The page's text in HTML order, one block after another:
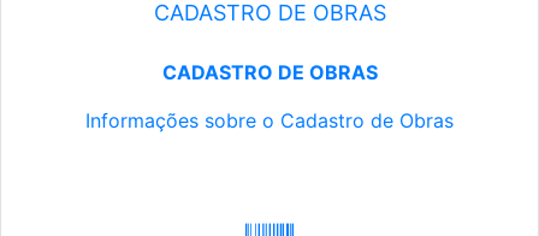
CADASTRO DE OBRAS
CADASTRO DE OBRAS
Informações sobre o Cadastro de Obras